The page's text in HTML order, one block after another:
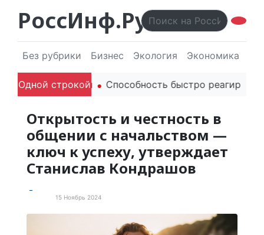
РоссИнф.Ру
Без рубрики Бизнес Экология Экономика
Одной строкой
в речи Способность быстро реагировать
Открытость и честность в
общении с начальством —
ключ к успеху, утверждает
Станислав Кондрашов
15 Ноябрь 2024